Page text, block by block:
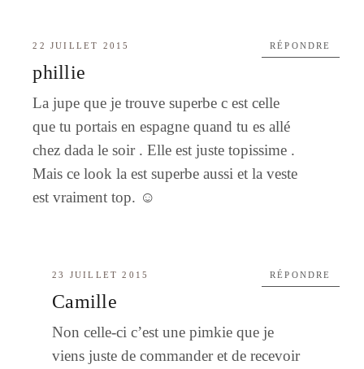
22 JUILLET 2015
phillie
La jupe que je trouve superbe c est celle
que tu portais en espagne quand tu es allé
chez dada le soir . Elle est juste topissime .
Mais ce look la est superbe aussi et la veste
est vraiment top. ☺
RÉPONDRE
23 JUILLET 2015
Camille
Non celle-ci c’est une pimkie que je
viens juste de commander et de recevoir
RÉPONDRE